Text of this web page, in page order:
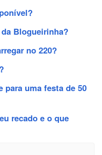
Blogueirinha?
no 220?
uma festa de 50
recado e o que